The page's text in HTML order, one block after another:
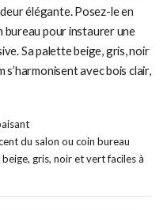
élégante. Posez-le en
bureau pour instaurer une
Sa palette beige, gris, noir
avec bois clair,
du salon ou coin bureau
gris, noir et vert faciles à